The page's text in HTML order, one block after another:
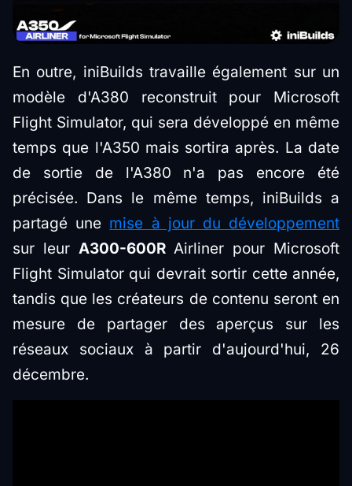
En outre, iniBuilds travaille également sur un
modèle d'A380 reconstruit pour Microsoft
Flight Simulator, qui sera développé en même
temps que l'A350 mais sortira après. La date
de sortie de l'A380 n'a pas encore été
précisée. Dans le même temps, iniBuilds a
partagé une mise à jour du développement
sur leur A300-600RAirliner pour Microsoft
Flight Simulator qui devrait sortir cette année,
tandis que les créateurs de contenu seront en
mesure de partager des aperçus sur les
réseaux sociaux à partir d'aujourd'hui, 26
décembre.